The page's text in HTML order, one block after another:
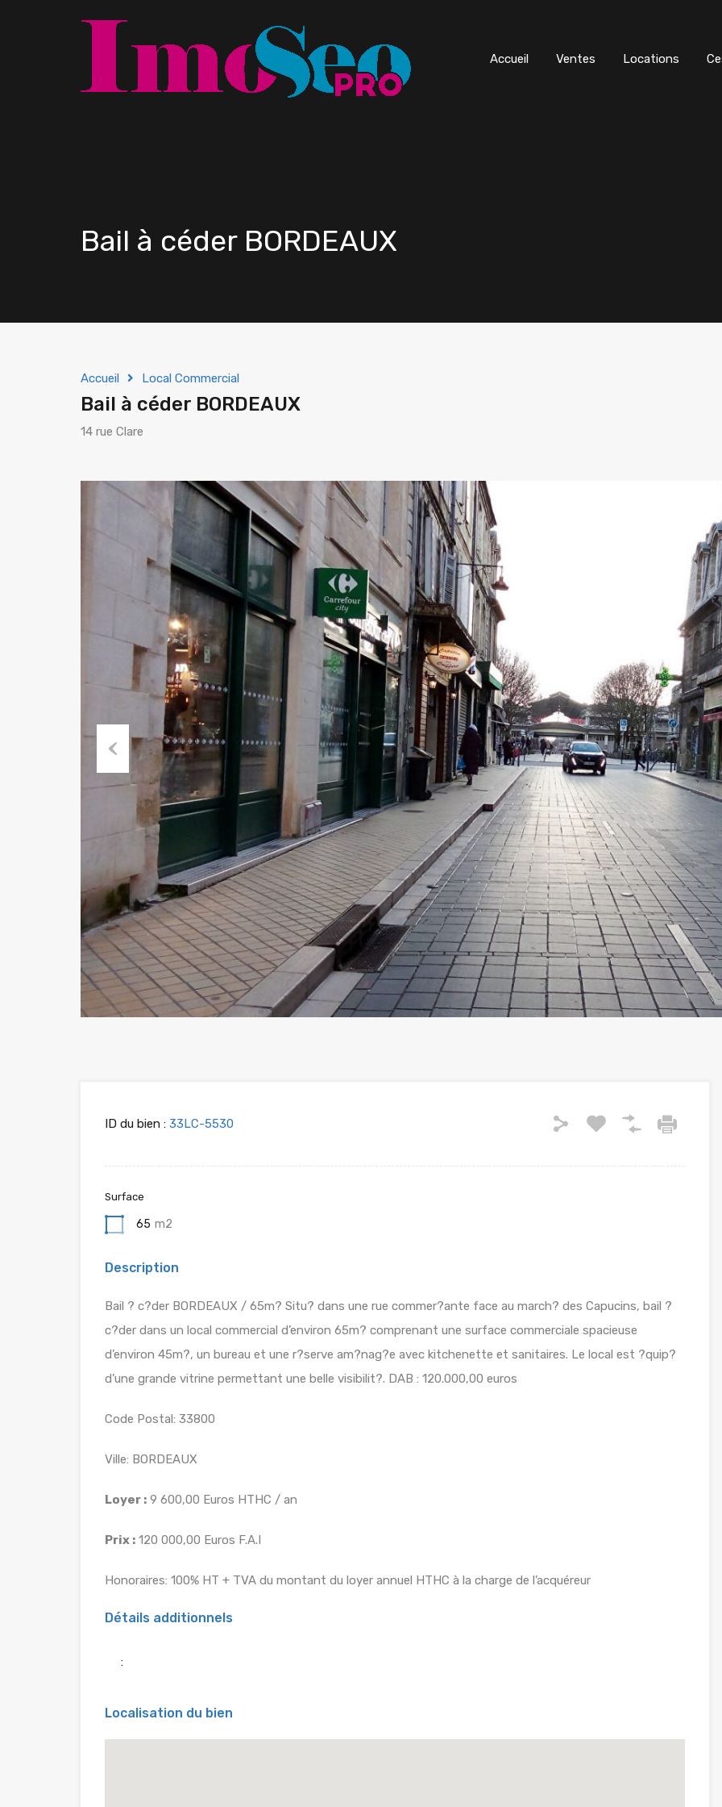
Accueil Ventes Locations
Bail à céder BORDEAUX
Accueil Local Commercial
Bail à céder BORDEAUX
14 rue Clare
Previous
ID du bien : 33LC-5530
Surface
65 m2
Description
Bail ? c?der BORDEAUX / 65m? Situ? dans une rue commer?ante face au march? des Capucins, bail ?
c?der dans un local commercial d’environ 65m? comprenant une surface commerciale spacieuse
d’environ 45m?, un bureau et une r?serve am?nag?e avec kitchenette et sanitaires. Le local est ?quip?
d’une grande vitrine permettant une belle visibilit?. DAB : 120.000,00 euros
Code Postal: 33800
Ville: BORDEAUX
Loyer : 9 600,00 Euros HTHC / an
Prix : 120 000,00 Euros F.A.I
Honoraires: 100% HT + TVA du montant du loyer annuel HTHC à la charge de l’acquéreur
Détails additionnels
:
Localisation du bien